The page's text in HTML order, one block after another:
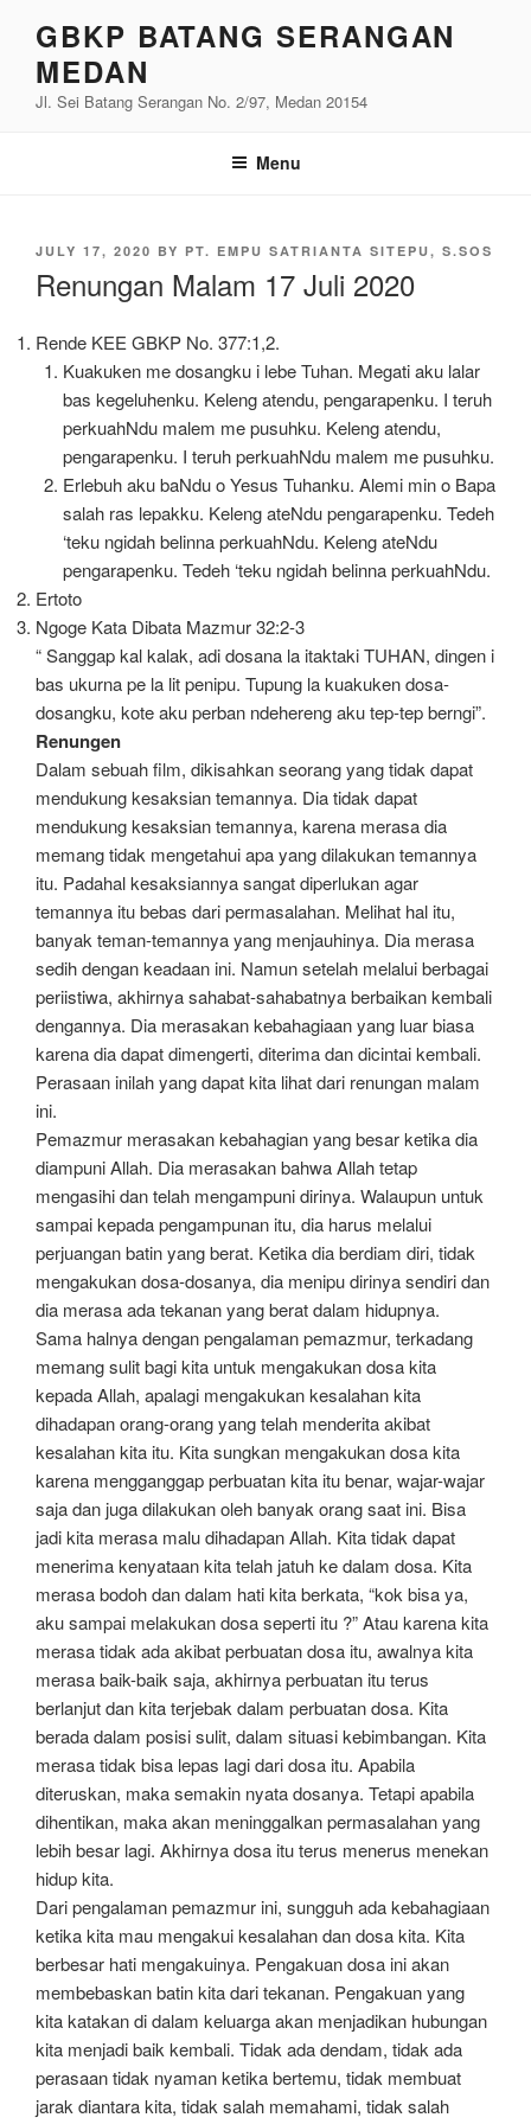
content
GBKP BATANG SERANGAN
MEDAN
Jl. Sei Batang Serangan No. 2/97, Medan 20154
Menu
POSTED
JULY 17, 2020 BY PT. EMPU SATRIANTA SITEPU, S.SOS
Renungan Malam 17 Juli 2020
Rende KEE GBKP No. 377:1,2.
Kuakuken me dosangku i lebe Tuhan. Megati aku lalar
bas kegeluhenku. Keleng atendu, pengarapenku. I teruh
perkuahNdu malem me pusuhku. Keleng atendu,
pengarapenku. I teruh perkuahNdu malem me pusuhku.
Erlebuh aku baNdu o Yesus Tuhanku. Alemi min o Bapa
salah ras lepakku. Keleng ateNdu pengarapenku. Tedeh
‘teku ngidah belinna perkuahNdu. Keleng ateNdu
pengarapenku. Tedeh ‘teku ngidah belinna perkuahNdu.
Ertoto
Ngoge Kata Dibata Mazmur 32:2-3
“ Sanggap kal kalak, adi dosana la itaktaki TUHAN, dingen i
bas ukurna pe la lit penipu. Tupung la kuakuken dosa-
dosangku, kote aku perban ndehereng aku tep-tep berngi”.
Renungen
Dalam sebuah film, dikisahkan seorang yang tidak dapat
mendukung kesaksian temannya. Dia tidak dapat
mendukung kesaksian temannya, karena merasa dia
memang tidak mengetahui apa yang dilakukan temannya
itu. Padahal kesaksiannya sangat diperlukan agar
temannya itu bebas dari permasalahan. Melihat hal itu,
banyak teman-temannya yang menjauhinya. Dia merasa
sedih dengan keadaan ini. Namun setelah melalui berbagai
periistiwa, akhirnya sahabat-sahabatnya berbaikan kembali
dengannya. Dia merasakan kebahagiaan yang luar biasa
karena dia dapat dimengerti, diterima dan dicintai kembali.
Perasaan inilah yang dapat kita lihat dari renungan malam
ini.
Pemazmur merasakan kebahagian yang besar ketika dia
diampuni Allah. Dia merasakan bahwa Allah tetap
mengasihi dan telah mengampuni dirinya. Walaupun untuk
sampai kepada pengampunan itu, dia harus melalui
perjuangan batin yang berat. Ketika dia berdiam diri, tidak
mengakukan dosa-dosanya, dia menipu dirinya sendiri dan
dia merasa ada tekanan yang berat dalam hidupnya.
Sama halnya dengan pengalaman pemazmur, terkadang
memang sulit bagi kita untuk mengakukan dosa kita
kepada Allah, apalagi mengakukan kesalahan kita
dihadapan orang-orang yang telah menderita akibat
kesalahan kita itu. Kita sungkan mengakukan dosa kita
karena mengganggap perbuatan kita itu benar, wajar-wajar
saja dan juga dilakukan oleh banyak orang saat ini. Bisa
jadi kita merasa malu dihadapan Allah. Kita tidak dapat
menerima kenyataan kita telah jatuh ke dalam dosa. Kita
merasa bodoh dan dalam hati kita berkata, “kok bisa ya,
aku sampai melakukan dosa seperti itu ?” Atau karena kita
merasa tidak ada akibat perbuatan dosa itu, awalnya kita
merasa baik-baik saja, akhirnya perbuatan itu terus
berlanjut dan kita terjebak dalam perbuatan dosa. Kita
berada dalam posisi sulit, dalam situasi kebimbangan. Kita
merasa tidak bisa lepas lagi dari dosa itu. Apabila
diteruskan, maka semakin nyata dosanya. Tetapi apabila
dihentikan, maka akan meninggalkan permasalahan yang
lebih besar lagi. Akhirnya dosa itu terus menerus menekan
hidup kita.
Dari pengalaman pemazmur ini, sungguh ada kebahagiaan
ketika kita mau mengakui kesalahan dan dosa kita. Kita
berbesar hati mengakuinya. Pengakuan dosa ini akan
membebaskan batin kita dari tekanan. Pengakuan yang
kita katakan di dalam keluarga akan menjadikan hubungan
kita menjadi baik kembali. Tidak ada dendam, tidak ada
perasaan tidak nyaman ketika bertemu, tidak membuat
jarak diantara kita, tidak salah memahami, tidak salah